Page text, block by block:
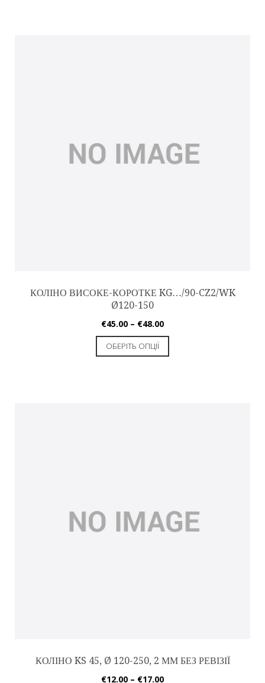
КОЛІНО ВИСОКЕ-КОРОТКЕ KG…/90-CZ2/WK
Ø120-150
€45.00 – €48.00
ОБЕРІТЬ ОПЦІЇ
КОЛІНО KS 45, Ø 120-250, 2 ММ БЕЗ РЕВІЗІЇ
€12.00 – €17.00